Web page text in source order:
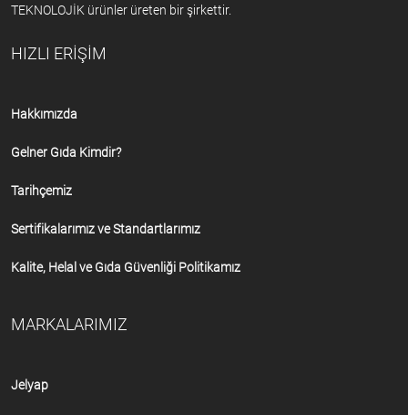
TEKNOLOJİK ürünler üreten bir şirkettir.
HIZLI ERİŞİM
Hakkımızda
Gelner Gıda Kimdir?
Tarihçemiz
Sertifikalarımız ve Standartlarımız
Kalite, Helal ve Gıda Güvenliği Politikamız
MARKALARIMIZ
Jelyap